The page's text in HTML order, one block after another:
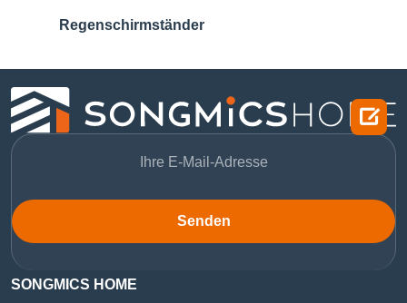
Regenschirmständer
Senden
SONGMICS HOME
